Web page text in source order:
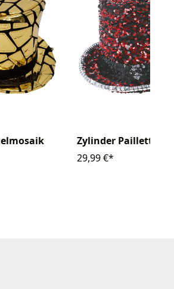
Zylinder Pailletten
29,99 €*